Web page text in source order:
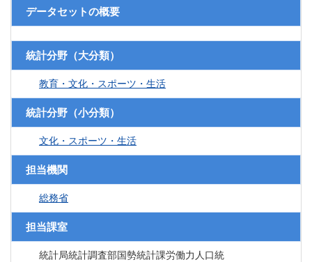
データセットの概要
統計分野（大分類）
教育・文化・スポーツ・生活
統計分野（小分類）
文化・スポーツ・生活
担当機関
総務省
担当課室
統計局統計調査部国勢統計課労働力人口統